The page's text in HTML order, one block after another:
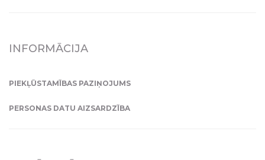
INFORMĀCIJA
PIEKĻŪSTAMĪBAS PAZIŅOJUMS
PERSONAS DATU AIZSARDZĪBA